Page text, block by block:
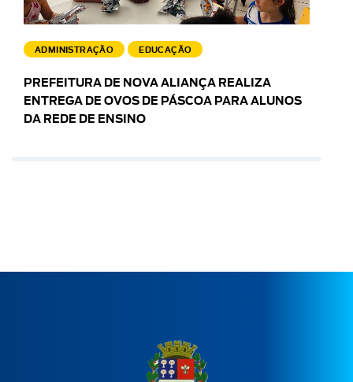
ADMINISTRAÇÃO EDUCAÇÃO
PREFEITURA DE NOVA ALIANÇA REALIZA
ENTREGA DE OVOS DE PÁSCOA PARA ALUNOS
DA REDE DE ENSINO